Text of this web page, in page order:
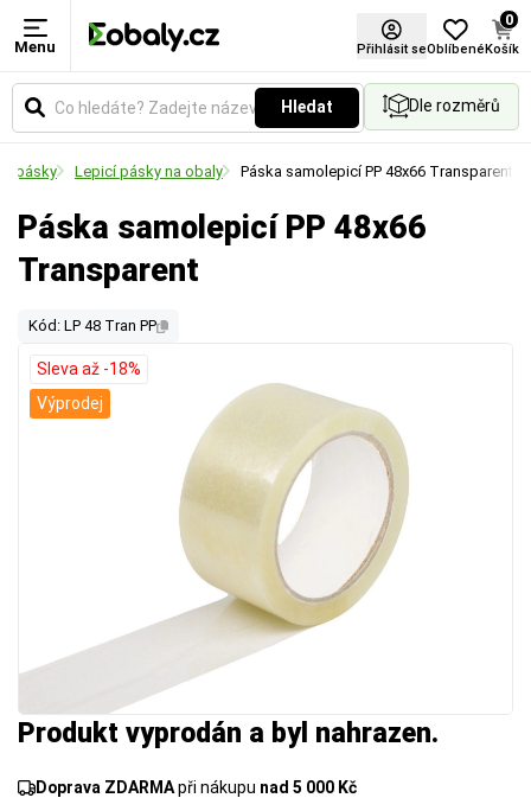
Menu Přihlásit seOblíbené
0
Košík
Hledat Dle rozměrů
pásky Lepicí pásky na obaly Páska samolepicí PP 48x66 Transparent
Páska samolepicí PP 48x66
Transparent
Kód: LP 48 Tran PP
Produkt vyprodán a byl nahrazen.
Doprava ZDARMApři nákupu nad 5 000 Kč
Sleva až -18%
Výprodej